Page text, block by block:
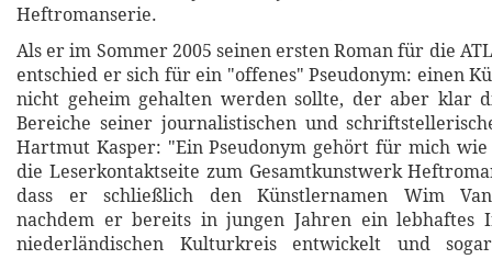
Heftromanserie.
Als er im Sommer 2005 seinen ersten Roman für die
entschied er sich für ein "offenes" Pseudonym: einen
nicht geheim gehalten werden sollte, der aber klar
Bereiche seiner journalistischen und
Hartmut Kasper: "Ein Pseudonym gehört für mich
die Leserkontaktseite zum Gesamtkunstwerk
dass er schließlich den Künstlernamen Wim
nachdem er bereits in jungen Jahren ein lebhaftes
niederländischen Kulturkreis entwickelt und